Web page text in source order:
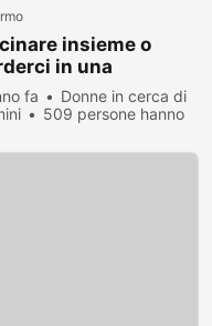
insieme o
in una
fa
Donne in cerca di
509 persone hanno